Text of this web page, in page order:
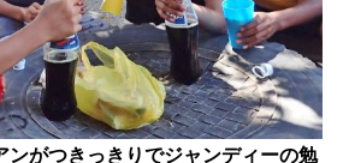
ンがつきっきりでジャンディーの勉